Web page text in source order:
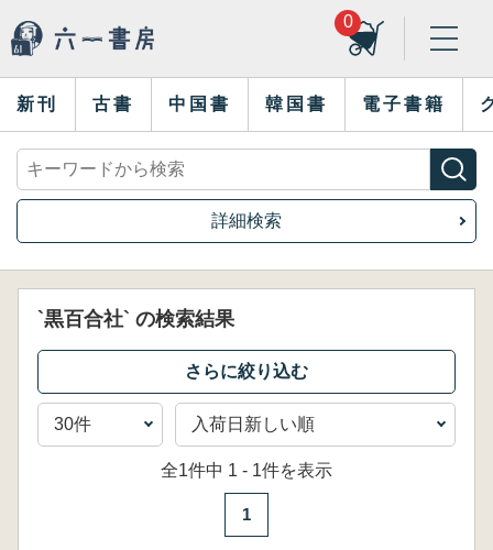
0
新刊 古書 中国書 韓国書 電子書籍
詳細検索
`黒百合社` の検索結果
全1件中 1 - 1件を表示
1